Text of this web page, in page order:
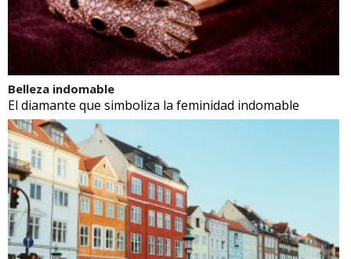
Belleza indomable
El diamante que simboliza la feminidad indomable